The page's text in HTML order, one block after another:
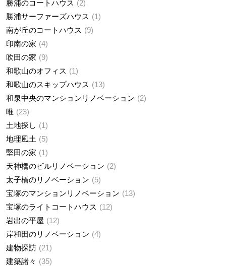
勝浦のコートハウス
2
勝浦サーファーズハウス
1
南が丘のコートハウス
9
印南の家
4
吹田の家
9
和歌山のオフィス
1
和歌山のスキップハウス
13
和泉中央のマンションリノベーション
2
唯
23
土地探し
1
地理風土
5
堅田の家
1
天神橋のビルリノベーション
2
太子橋のリノベーション
5
宝塚のマンションリノベーション
13
宝塚のライトコートハウス
12
岩出の平屋
12
岸和田のリノベーション
4
建物探訪
21
建築諸々
35